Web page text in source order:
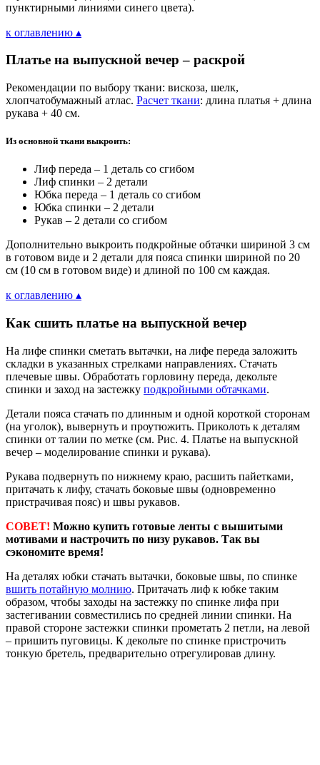
пунктирными линиями синего цвета).
к оглавлению ▴
Платье на выпускной вечер – раскрой
Рекомендации по выбору ткани: вискоза, шелк,
хлопчатобумажный атлас. Расчет ткани: длина платья + длина
рукава + 40 см.
Из основной ткани выкроить:
Лиф переда – 1 деталь со сгибом
Лиф спинки – 2 детали
Юбка переда – 1 деталь со сгибом
Юбка спинки – 2 детали
Рукав – 2 детали со сгибом
Дополнительно выкроить подкройные обтачки шириной 3 см
в готовом виде и 2 детали для пояса спинки шириной по 20
см (10 см в готовом виде) и длиной по 100 см каждая.
к оглавлению ▴
Как сшить платье на выпускной вечер
На лифе спинки сметать вытачки, на лифе переда заложить
складки в указанных стрелками направлениях. Стачать
плечевые швы. Обработать горловину переда, декольте
спинки и заход на застежку подкройными обтачками.
Детали пояса стачать по длинным и одной короткой сторонам
(на уголок), вывернуть и проутюжить. Приколоть к деталям
спинки от талии по метке (см. Рис. 4. Платье на выпускной
вечер – моделирование спинки и рукава).
Рукава подвернуть по нижнему краю, расшить пайетками,
притачать к лифу, стачать боковые швы (одновременно
пристрачивая пояс) и швы рукавов.
СОВЕТ! Можно купить готовые ленты с вышитыми
мотивами и настрочить по низу рукавов. Так вы
сэкономите время!
На деталях юбки стачать вытачки, боковые швы, по спинке
вшить потайную молнию. Притачать лиф к юбке таким
образом, чтобы заходы на застежку по спинке лифа при
застегивании совместились по средней линии спинки. На
правой стороне застежки спинки прометать 2 петли, на левой
– пришить пуговицы. К декольте по спинке пристрочить
тонкую бретель, предварительно отрегулировав длину.